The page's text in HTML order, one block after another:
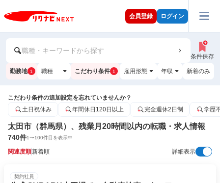
会員登録 ログイン
職種・キーワードから探す
条件保存
勤務地 1 職種 こだわり条件 1 雇用形態 年収 新着のみ
こだわり条件の追加設定を忘れていませんか？
土日祝休み
年間休日120日以上 完全週休2日制 学歴
太田市（群馬県）、残業月20時間以内の転職・求人情報
740件1〜100件目を表示中
関連度順新着順 詳細表示
契約社員